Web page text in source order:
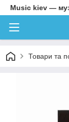
Music kiev —
Товари та